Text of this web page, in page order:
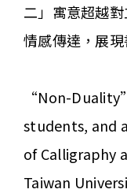
二」寓意超越
情感傳達，展
“Non-
students, and
of Calligraphy
Taiwan